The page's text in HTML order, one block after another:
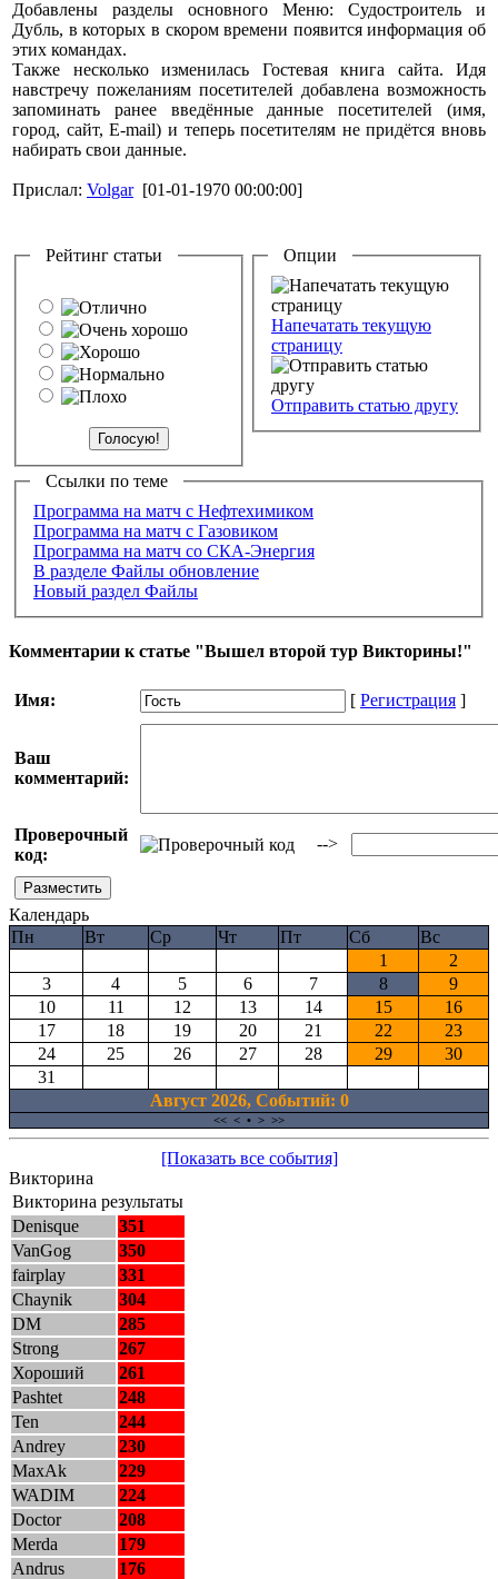
Добавлены разделы основного Меню: Судостроитель и
Дубль, в которых в скором времени появится информация об
этих командах.
Также несколько изменилась Гостевая книга сайта. Идя
навстречу пожеланиям посетителей добавлена возможность
запоминать ранее введённые данные посетителей (имя,
город, сайт, E-mail) и теперь посетителям не придётся вновь
набирать свои данные.
Прислал: Volgar [01-01-1970 00:00:00]
Рейтинг статьи Опции
Напечатать текущую
страницу
Отправить статью другу
Ссылки по теме
Программа на матч с Нефтехимиком
Программа на матч с Газовиком
Программа на матч со СКА-Энергия
В разделе Файлы обновление
Новый раздел Файлы
Комментарии к статье "Вышел второй тур Викторины!"
Имя: [ Регистрация ]
Ваш
комментарий:
Проверочный
код:
-->
Календарь
Пн
Вт Ср Чт Пт Сб
Вс
1
2
3
4 5 6 7 8
9
10
11 12 13 14 15
16
17
18 19 20 21 22
23
24
25 26 27 28 29
30
31
Август 2026, Cобытий: 0
<< < • > >>
[Показать все события]
Викторина
Викторина результаты
Denisque
351
VanGog
350
fairplay
331
Chaynik
304
DM
285
Strong
267
Хороший
261
Pashtet
248
Ten
244
Andrey
230
MaxAk
229
WADIM
224
Doctor
208
Merda
179
Andrus
176